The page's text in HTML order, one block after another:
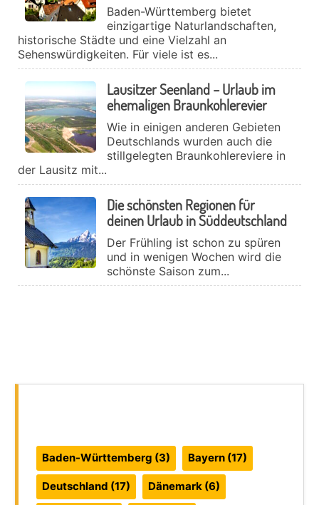
Baden-Württemberg bietet
einzigartige Naturlandschaften,
historische Städte und eine Vielzahl an
Sehenswürdigkeiten. Für viele ist es...
Lausitzer Seenland – Urlaub im
ehemaligen Braunkohlerevier
Wie in einigen anderen Gebieten
Deutschlands wurden auch die
stillgelegten Braunkohlereviere in
der Lausitz mit...
Die schönsten Regionen für
deinen Urlaub in Süddeutschland
Der Frühling ist schon zu spüren
und in wenigen Wochen wird die
schönste Saison zum...
Baden-Württemberg (3) Bayern(17)
Deutschland (17) Dänemark(6)